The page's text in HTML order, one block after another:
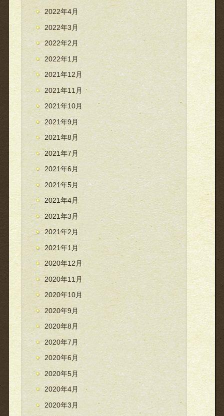
2022年4月
2022年3月
2022年2月
2022年1月
2021年12月
2021年11月
2021年10月
2021年9月
2021年8月
2021年7月
2021年6月
2021年5月
2021年4月
2021年3月
2021年2月
2021年1月
2020年12月
2020年11月
2020年10月
2020年9月
2020年8月
2020年7月
2020年6月
2020年5月
2020年4月
2020年3月